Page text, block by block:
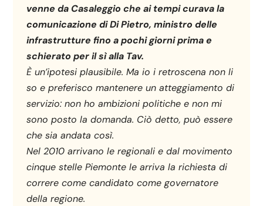
venne da Casaleggio che ai tempi curava la
comunicazione di Di Pietro, ministro delle
infrastrutture fino a pochi giorni prima e
schierato per il sì alla Tav.
È un’ipotesi plausibile. Ma io i retroscena non li
so e preferisco mantenere un atteggiamento di
servizio: non ho ambizioni politiche e non mi
sono posto la domanda. Ciò detto, può essere
che sia andata così.
Nel 2010 arrivano le regionali e dal movimento
cinque stelle Piemonte le arriva la richiesta di
correre come candidato come governatore
della regione.